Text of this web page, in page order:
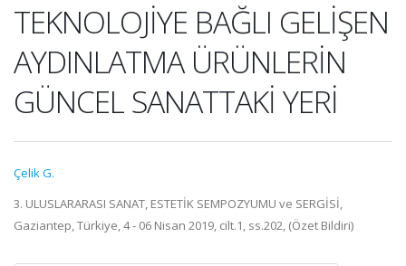
TEKNOLOJİYE BAĞLI GELİŞEN
AYDINLATMA ÜRÜNLERİN
GÜNCEL SANATTAKİ YERİ
Çelik G.
3. ULUSLARARASI SANAT, ESTETİK SEMPOZYUMU ve SERGİSİ,
Gaziantep, Türkiye, 4 - 06 Nisan 2019, cilt.1, ss.202, (Özet Bildiri)